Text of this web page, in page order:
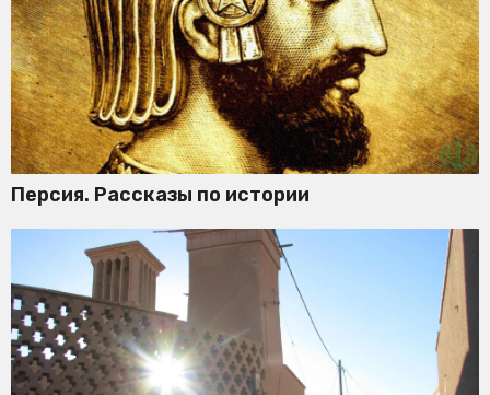
Персия. Рассказы по истории